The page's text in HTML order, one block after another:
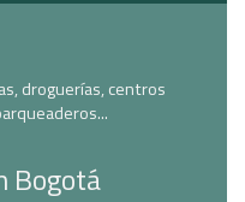
droguerías, centros
Bogotá